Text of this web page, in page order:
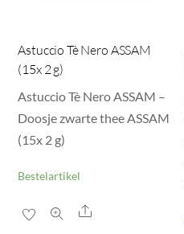
Astuccio Tè Nero ASSAM
(15x 2 g)
Astuccio Tè Nero ASSAM –
Doosje zwarte thee ASSAM
(15x 2 g)
Bestelartikel
Share